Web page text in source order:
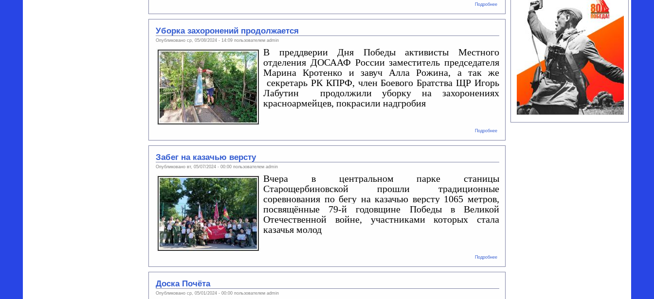
Подробнеео
памяти
Уборка захоронений продолжается
Опубликовано ср, 05/08/2024 - 14:09 пользователем admin
В преддверии Дня Победы активисты Местного
отделения ДОСААФ России заместитель председателя
Марина Кротенко и завуч Алла Рожина, а так же
секретарь РК КПРФ, член Боевого Братства ЩР Игорь
Лабутин продолжили уборку на захоронениях
красноармейцев, покрасили надгробия
Подробнеео Уборка
продолжается
Забег на казачью версту
Опубликовано вт, 05/07/2024 - 00:00 пользователем admin
Вчера в центральном парке станицы
Старощербиновской прошли традиционные
соревнования по бегу на казачью версту 1065 метров,
посвящённые 79-й годовщине Победы в Великой
Отечественной войне, участниками которых стала
казачья молод
Подробнеео Забег
казачью
Доска Почёта
Опубликовано ср, 05/01/2024 - 00:00 пользователем admin